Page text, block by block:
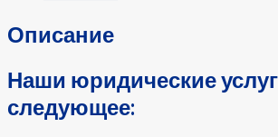
Описание
Наши юридические
следующее: